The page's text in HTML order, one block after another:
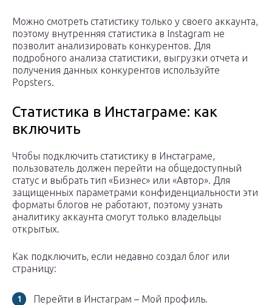
Можно смотреть статистику только у своего аккаунта,
поэтому внутренняя статистика в Instagram не
позволит анализировать конкурентов. Для
подробного анализа статистики, выгрузки отчета и
получения данных конкурентов используйте
Popsters.
Статистика в Инстаграме: как
включить
Чтобы подключить статистику в Инстаграме,
пользователь должен перейти на общедоступный
статус и выбрать тип «Бизнес» или «Автор». Для
защищенных параметрами конфиденциальности эти
форматы блогов не работают, поэтому узнать
аналитику аккаунта смогут только владельцы
открытых.
Как подключить, если недавно создал блог или
страницу:
Перейти в Инстаграм – Мой профиль.